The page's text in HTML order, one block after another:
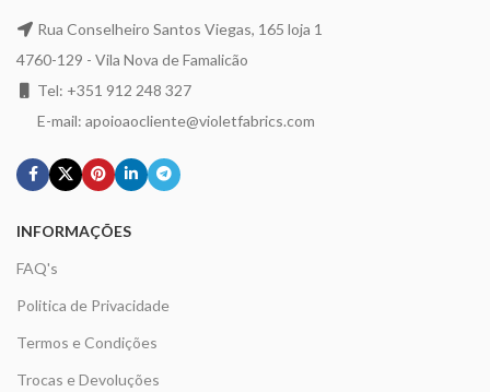
Rua Conselheiro Santos Viegas, 165 loja 1
4760-129 - Vila Nova de Famalicão
Tel: +351 912 248 327
E-mail: apoioaocliente@violetfabrics.com
INFORMAÇÕES
FAQ's
Politica de Privacidade
Termos e Condições
Trocas e Devoluções